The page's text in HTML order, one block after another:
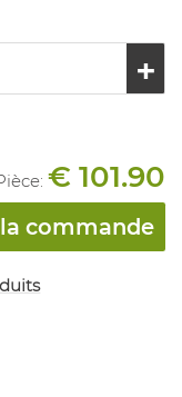
: € 101.90
commande